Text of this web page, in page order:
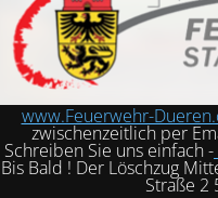
www.Feuerwehr-
zwischenzeitlich per
Schreiben Sie uns einfach -
Bis Bald ! Der Löschzug
Straße